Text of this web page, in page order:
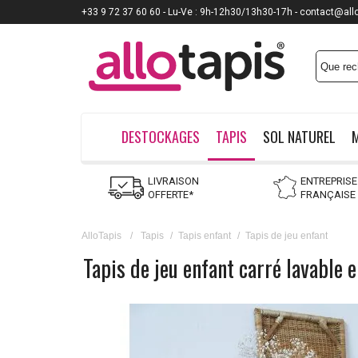
DESTOCKAGES TAPIS SOL NATUREL
LIVRAISON
OFFERTE*
ENTREPRISE
FRANÇAISE
AlloTapis / Tapis / Tapis enfant / Tapis de jeu enfant
Tapis de jeu enfant carré lavable
+33 9 72 37 60 60 - Lu-Ve : 9h-12h30/13h30-17h -